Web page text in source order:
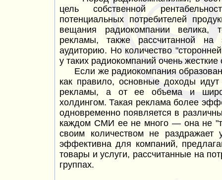
цель собственной
потенциальных потребителей
вещания радиокомпании велика,
рекламы, также рассчитанной на
аудиторию. Но количество
у таких радиокомпаний очень жесткие
Если же радиокомпания
как правило, основные доходы
рекламы, а от ее объема и
холдингом. Такая реклама более
одновременно появляется в
каждом СМИ ее не много —она не
своим количеством не раздражает
эффективна для компаний,
товары и услуги, рассчитанные на
группах.